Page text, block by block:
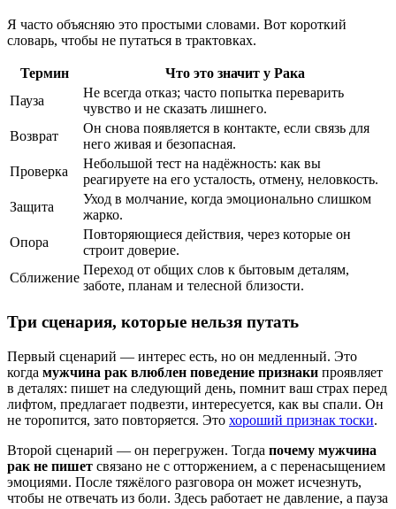
Я часто объясняю это простыми словами. Вот короткий
словарь, чтобы не путаться в трактовках.
Термин
Что это значит у Рака
Пауза
Не всегда отказ; часто попытка переварить
чувство и не сказать лишнего.
Возврат
Он снова появляется в контакте, если связь для
него живая и безопасная.
Проверка
Небольшой тест на надёжность: как вы
реагируете на его усталость, отмену, неловкость.
Защита
Уход в молчание, когда эмоционально слишком
жарко.
Опора
Повторяющиеся действия, через которые он
строит доверие.
Сближение
Переход от общих слов к бытовым деталям,
заботе, планам и телесной близости.
Три сценария, которые нельзя путать
Первый сценарий — интерес есть, но он медленный. Это
когда мужчина рак влюблен поведение признаки проявляет
в деталях: пишет на следующий день, помнит ваш страх перед
лифтом, предлагает подвезти, интересуется, как вы спали. Он
не торопится, зато повторяется. Это хороший признак тоски.
Второй сценарий — он перегружен. Тогда почему мужчина
рак не пишет связано не с отторжением, а с перенасыщением
эмоциями. После тяжёлого разговора он может исчезнуть,
чтобы не отвечать из боли. Здесь работает не давление, а пауза